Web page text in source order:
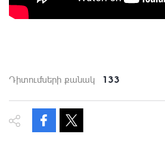
Դիտումների քանակ 133